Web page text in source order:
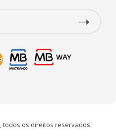
, todos os direitos reservados.